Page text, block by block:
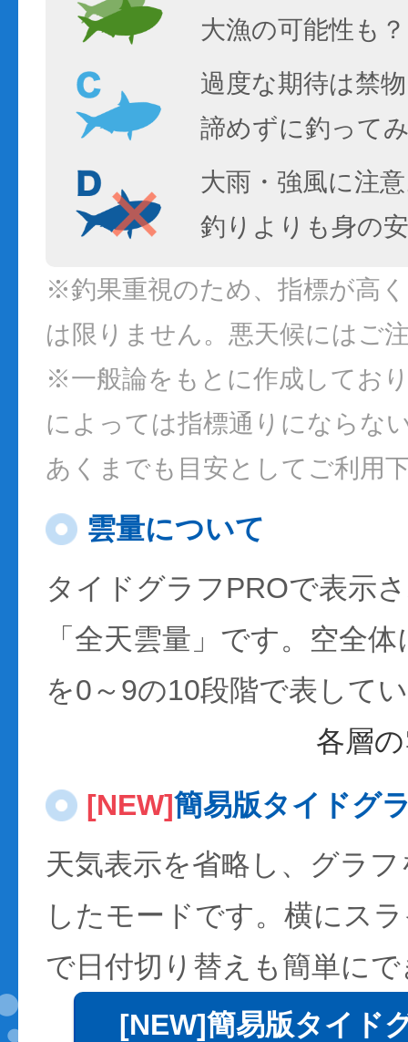
大漁の可能性も？
過度な期待は禁
諦めずに釣って
大雨・強風に注
釣りよりも身の
※釣果重視のため、指標が高
は限りません。悪天候にはご
※一般論をもとに作成してお
によっては指標通りにならな
あくまでも目安としてご利用
雲量について
タイドグラフPROで表示
「全天雲量」です。空全
を0～9の10段階で表して
各層
[NEW]簡易版タイドグ
天気表示を省略し、グラ
したモードです。横にス
で日付切り替えも簡単に
[NEW]簡易版タイド